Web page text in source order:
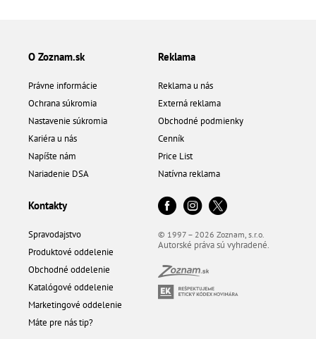
O Zoznam.sk
Právne informácie
Ochrana súkromia
Nastavenie súkromia
Kariéra u nás
Napíšte nám
Nariadenie DSA
Reklama
Reklama u nás
Externá reklama
Obchodné podmienky
Cenník
Price List
Natívna reklama
Kontakty
Spravodajstvo
Produktové oddelenie
Obchodné oddelenie
Katalógové oddelenie
Marketingové oddelenie
Máte pre nás tip?
© 1997 – 2026 Zoznam, s.r.o.
Autorské práva sú vyhradené.